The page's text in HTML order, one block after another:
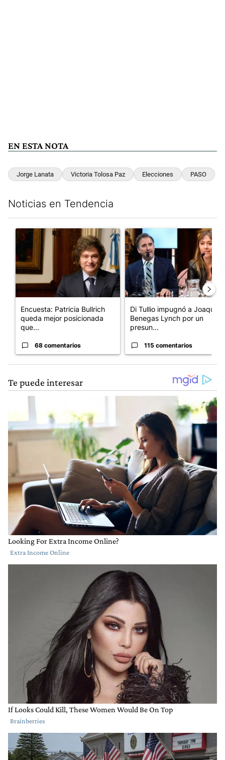
EN ESTA NOTA
Jorge Lanata Victoria Tolosa Paz Elecciones PASO
Noticias en Tendencia
Un artículo de tendencia con el título "Encuesta: Patricia
Encuesta: Patricia Bullrich
queda mejor posicionada
que...
68 comentarios
Un artículo de tendencia con
Di Tullio impugnó a Joaquín
Benegas Lynch por un
presun...
115 comentarios